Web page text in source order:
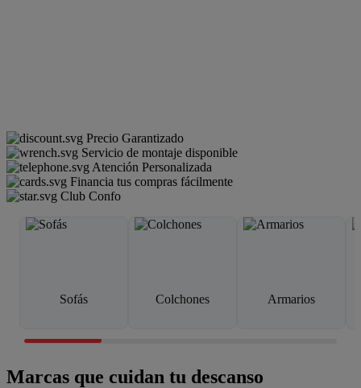
Precio Garantizado
Servicio de montaje disponible
Atención Personalizada
Financia tus compras fácilmente
Club Confo
Sofás Colchones Armarios
Marcas que cuidan tu descanso